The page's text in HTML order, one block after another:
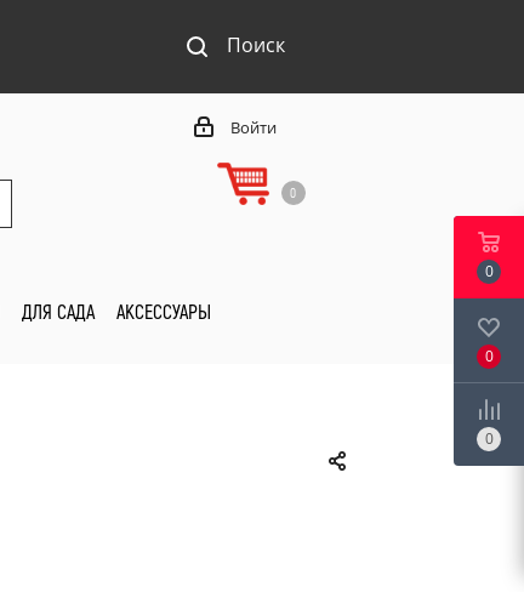
Поиск
Войти
0
ДЛЯ САДА АКСЕССУАРЫ
0
0
0